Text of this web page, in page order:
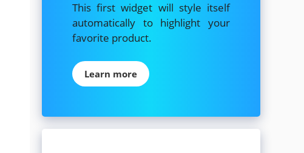
This first widget will style itself
automatically to highlight your
favorite product.
Learn more